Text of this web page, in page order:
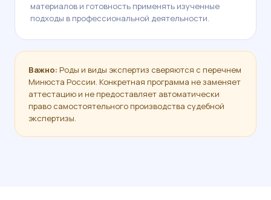
материалов и готовность применять изученные
подходы в профессиональной деятельности.
Важно: Роды и виды экспертиз сверяются с перечнем
Минюста России. Конкретная программа не заменяет
аттестацию и не предоставляет автоматически
право самостоятельного производства судебной
экспертизы.